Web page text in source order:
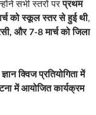
सभी स्तरों परप्रथम
को स्कूल स्तर से हुई थी,
और 7-8 मार्च को जिला
क्विज प्रतियोगिता में
में आयोजित कार्यक्रम